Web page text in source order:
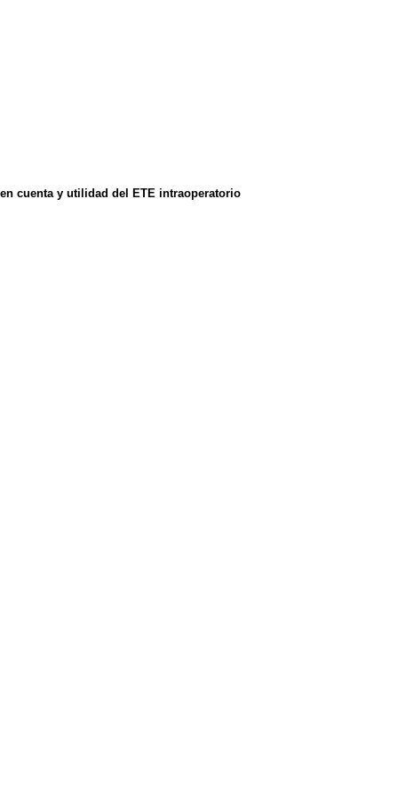
cuenta y utilidad del ETE intraoperatorio